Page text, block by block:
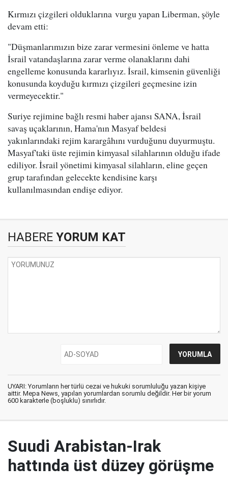
Kırmızı çizgileri olduklarına vurgu yapan Liberman, şöyle
devam etti:
"Düşmanlarımızın bize zarar vermesini önleme ve hatta
İsrail vatandaşlarına zarar verme olanaklarını dahi
engelleme konusunda kararlıyız. İsrail, kimsenin güvenliği
konusunda koyduğu kırmızı çizgileri geçmesine izin
vermeyecektir."
Suriye rejimine bağlı resmi haber ajansı SANA, İsrail
savaş uçaklarının, Hama'nın Masyaf beldesi
yakınlarındaki rejim karargâhını vurduğunu duyurmuştu.
Masyaf'taki üste rejimin kimyasal silahlarının olduğu ifade
ediliyor. İsrail yönetimi kimyasal silahların, eline geçen
grup tarafından gelecekte kendisine karşı
kullanılmasından endişe ediyor.
HABERE YORUM KAT
UYARI: Yorumların her türlü cezai ve hukuki sorumluluğu yazan kişiye
aittir. Mepa News, yapılan yorumlardan sorumlu değildir. Her bir yorum
600 karakterle (boşluklu) sınırlıdır.
Suudi Arabistan-Irak
hattında üst düzey görüşme